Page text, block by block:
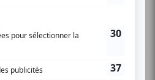
souffrances des différents
est touchant et renversant.
faute en ce qui concerne le
Piccoli. Le jeu des acteurs est
autant les plus jeunes